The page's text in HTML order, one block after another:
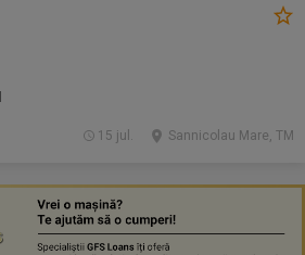
Sannicolau Mare, TM
15 jul.